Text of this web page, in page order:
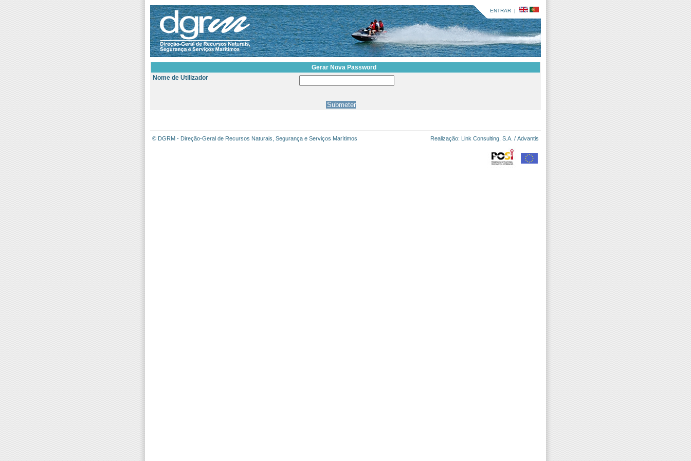
ENTRAR |
Gerar Nova Password
Nome de Utilizador
© DGRM - Direção-Geral de Recursos Naturais, Segurança e Serviços Marítimos Realização: Link Consulting, S.A. / Advantis